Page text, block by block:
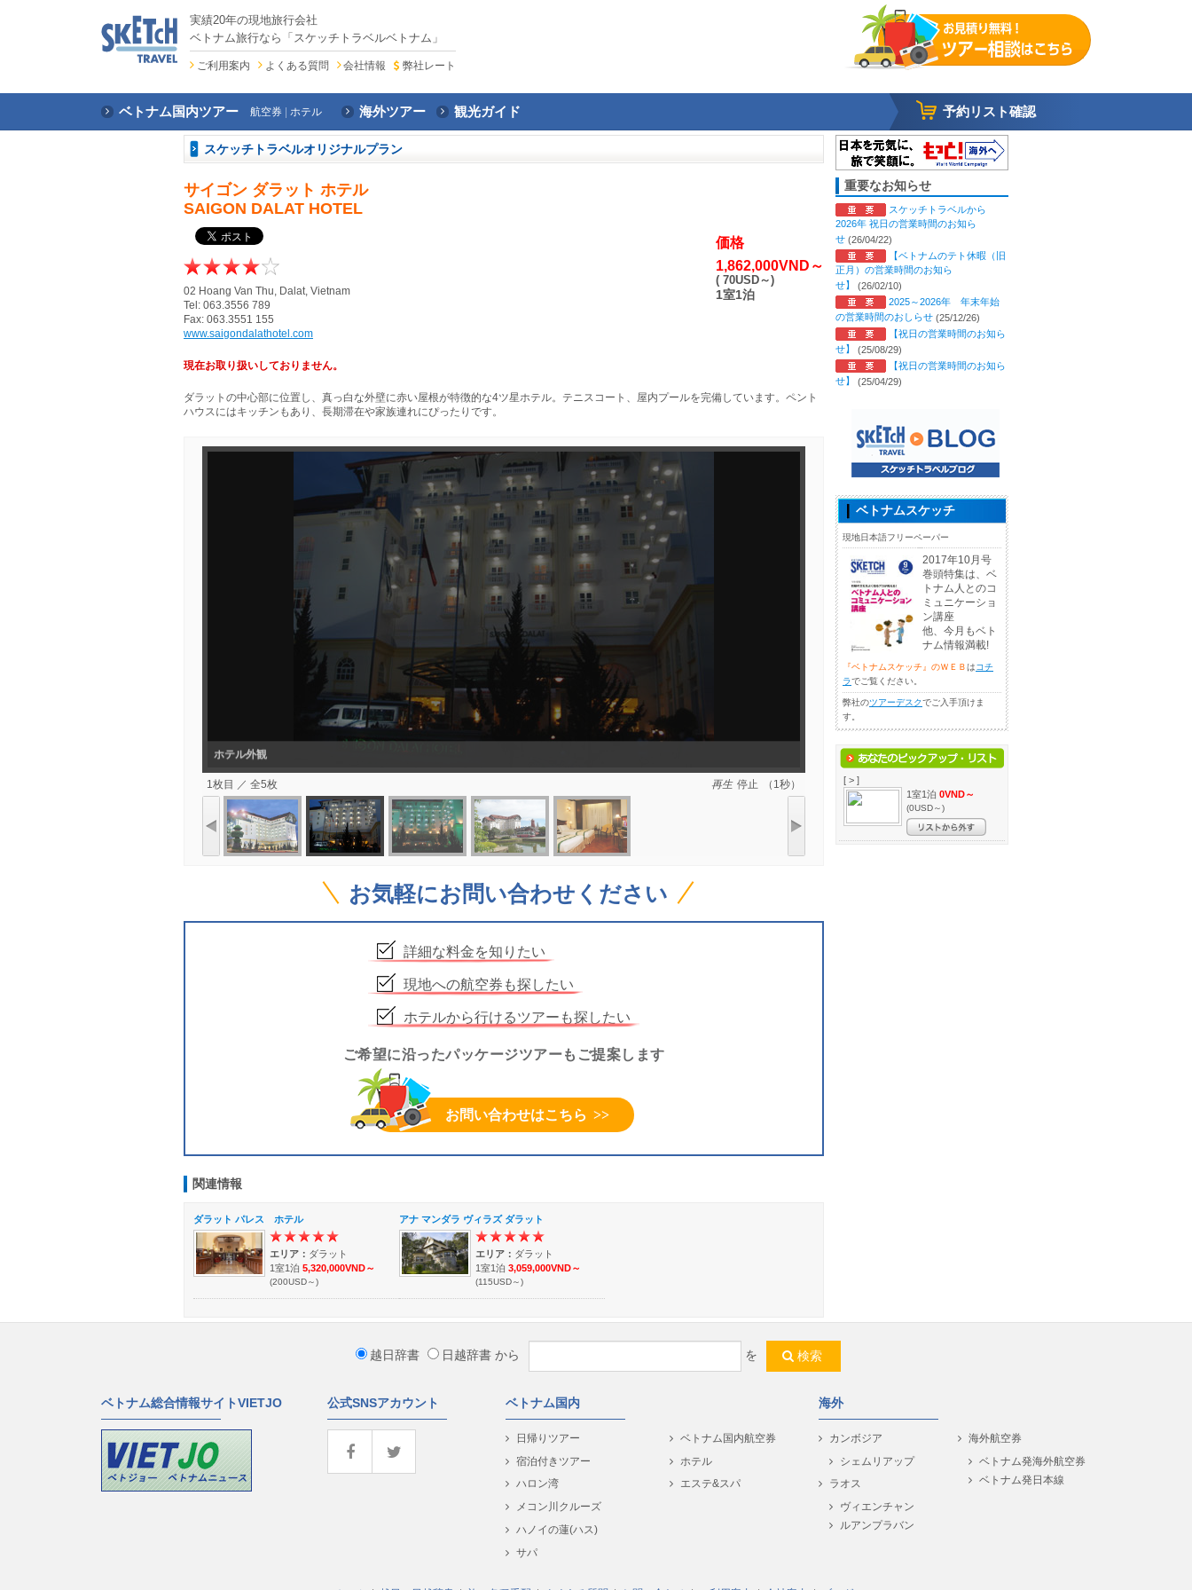
実績20年の現地旅行会社
ベトナム旅行なら「スケッチトラベルベトナム」
ご利用案内 よくある質問 会社情報 弊社レート
ベトナム国内ツアー 航空券 ホテル 海外ツアー 観光ガイド 予約リスト確認
スケッチトラベルオリジナルプラン
サイゴン ダラット ホテル
SAIGON DALAT HOTEL
価格
1,862,000VND～
( 70USD～)
1室1泊
02 Hoang Van Thu, Dalat, Vietnam
Tel: 063.3556 789
Fax: 063.3551 155
www.saigondalathotel.com
現在お取り扱いしておりません。
ダラットの中心部に位置し、真っ白な外壁に赤い屋根が特徴的な4ツ星ホテル。テニスコート、屋内プールを完備しています。ペント
ハウスにはキッチンもあり、長期滞在や家族連れにぴったりです。
ホテル外観
ホテル外観
1枚目 ／ 全5枚 再生 停止 （1秒）
お気軽にお問い合わせください
詳細な料金を知りたい
現地への航空券も探したい
ホテルから行けるツアーも探したい
ご希望に沿ったパッケージツアーもご提案します
お問い合わせはこちら
関連情報
ダラット パレス ホテル
エリア： ダラット
1室1泊 5,320,000VND～
(200USD～)
アナ マンダラ ヴィラズ ダラット
エリア： ダラット
1室1泊 3,059,000VND～
(115USD～)
重要なお知らせ
スケッチトラベルから
2026年 祝日の営業時間のお知ら
せ (26/04/22)
【ベトナムのテト休暇（旧
正月）の営業時間のお知ら
せ】
(26/02/10)
2025～2026年 年末年始
の営業時間のおしらせ (25/12/26)
【祝日の営業時間のお知ら
せ】
(25/08/29)
【祝日の営業時間のお知ら
せ】 (25/04/29)
ベトナムスケッチ
現地日本語フリーペーパー
2017年10月号
巻頭特集は、ベ
トナム人とのコ
ミュニケーショ
ン講座
他、今月もベト
ナム情報満載!
『ベトナムスケッチ』のＷＥＢはコチ
ラでご覧ください。
弊社のツアーデスクでご入手頂けま
す。
[ > ]
1室1泊 0VND～
(0USD～)
越日辞書 日越辞書 から を 検索
ベトナム総合情報サイトVIETJO 公式SNSアカウント ベトナム国内
日帰りツアー
宿泊付きツアー
ハロン湾
メコン川クルーズ
ハノイの蓮(ハス)
サパ
ベトナム国内航空券
ホテル
エステ&スパ
海外
カンボジア
シェムリアップ
ラオス
ヴィエンチャン
ルアンプラバン
海外航空券
ベトナム発海外航空券
ベトナム発日本線